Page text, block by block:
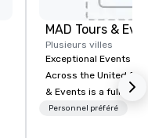
MAD Tours &
Plusieurs villes
Exceptional Events &
Across the United States! MAD
& Events is a full-
Management
Personnel préféré